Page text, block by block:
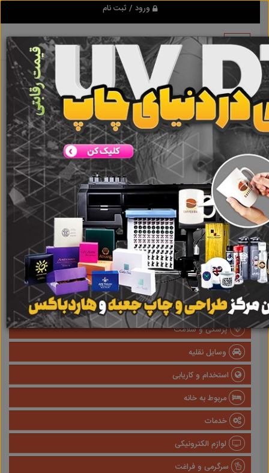
ورود / ثبت نام
نتیجه ای یافت نشد
گروه ها
املاک
صنعتی
پزشکی و سلامت
وسایل نقلیه
استخدام و کاریابی
مربوط به خانه
خدمات
لوازم الکترونیکی
سرگرمی و فراغت